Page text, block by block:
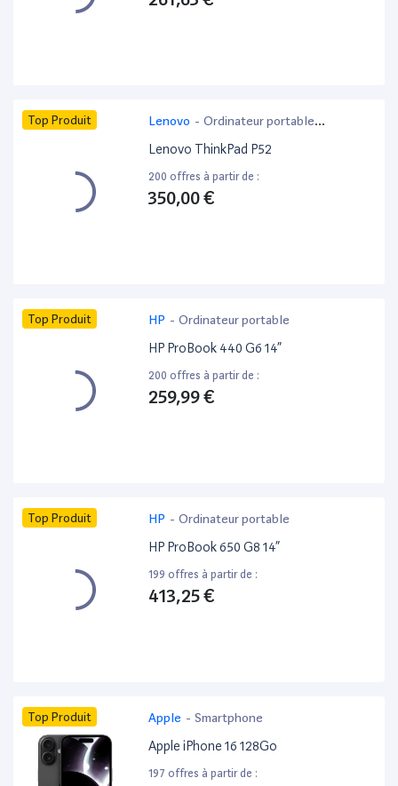
Top Produit Lenovo - Ordinateur portable
bureautique
Lenovo ThinkPad P52
200 offres à partir de :
350,00 €
Top Produit HP - Ordinateur portable
HP ProBook 440 G6 14”
200 offres à partir de :
259,99 €
Top Produit HP - Ordinateur portable
HP ProBook 650 G8 14”
199 offres à partir de :
413,25 €
Top Produit Apple - Smartphone
Apple iPhone 16 128Go
197 offres à partir de :